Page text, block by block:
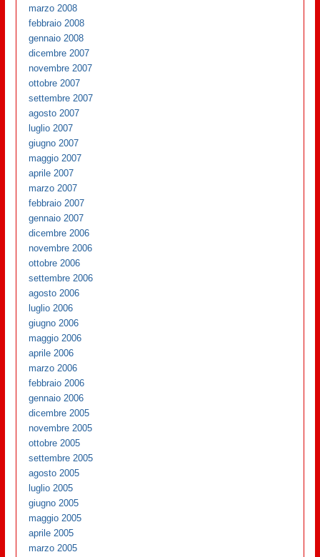
marzo 2008
febbraio 2008
gennaio 2008
dicembre 2007
novembre 2007
ottobre 2007
settembre 2007
agosto 2007
luglio 2007
giugno 2007
maggio 2007
aprile 2007
marzo 2007
febbraio 2007
gennaio 2007
dicembre 2006
novembre 2006
ottobre 2006
settembre 2006
agosto 2006
luglio 2006
giugno 2006
maggio 2006
aprile 2006
marzo 2006
febbraio 2006
gennaio 2006
dicembre 2005
novembre 2005
ottobre 2005
settembre 2005
agosto 2005
luglio 2005
giugno 2005
maggio 2005
aprile 2005
marzo 2005